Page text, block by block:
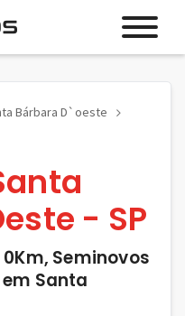
Bárbara D`oeste
- SP
Seminovos
Santa